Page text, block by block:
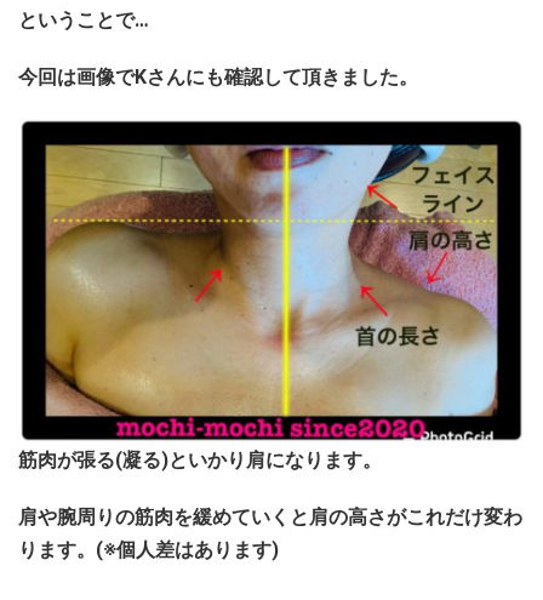
ということで…
今回は画像でKさんにも確認して頂きました。
筋肉が張る(凝る)といかり肩になります。
肩や腕周りの筋肉を緩めていくと肩の高さがこれだけ変わ
ります。(※個人差はあります)